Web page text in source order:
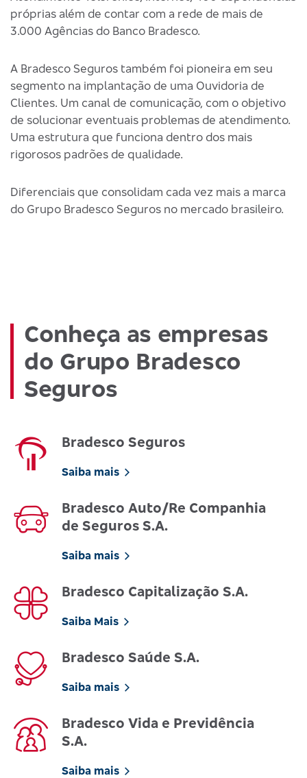
próprias além de contar com a rede de mais de
3.000 Agências do Banco Bradesco.
A Bradesco Seguros também foi pioneira em seu
segmento na implantação de uma Ouvidoria de
Clientes. Um canal de comunicação, com o objetivo
de solucionar eventuais problemas de atendimento.
Uma estrutura que funciona dentro dos mais
rigorosos padrões de qualidade.
Diferenciais que consolidam cada vez mais a marca
do Grupo Bradesco Seguros no mercado brasileiro.
Conheça as empresas
do Grupo Bradesco
Seguros
Bradesco Seguros
Saiba mais
Bradesco Auto/Re Companhia
de Seguros S.A.
Saiba mais
Bradesco Capitalização S.A.
Saiba Mais
Bradesco Saúde S.A.
Saiba mais
Bradesco Vida e Previdência
S.A.
Saiba mais